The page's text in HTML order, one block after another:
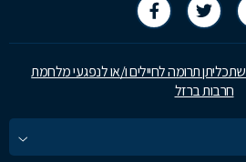
תרומה לחיילים ו/או לנפגעי מלחמת
חרבות ברזל